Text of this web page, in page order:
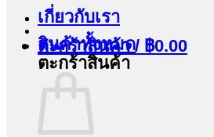
ตะกร้าสินค้า / ฿0.00
ตะกร้าสินค้า
เกี่ยวกับเรา
สินค้าทั้งหมด